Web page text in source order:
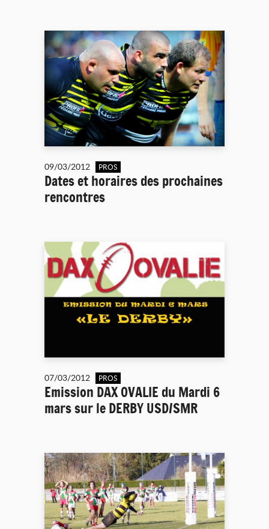
09/03/2012 PROS
Dates et horaires des prochaines
rencontres
07/03/2012 PROS
Emission DAX OVALIE du Mardi 6
mars sur le DERBY USD/SMR